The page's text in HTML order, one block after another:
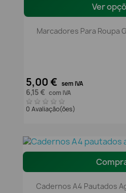
Ver
Marcadores Para Roupa
5,00 € sem IVA
6,15 € com IVA
0 Avaliação(ões)
Cadernos A4 Pautados